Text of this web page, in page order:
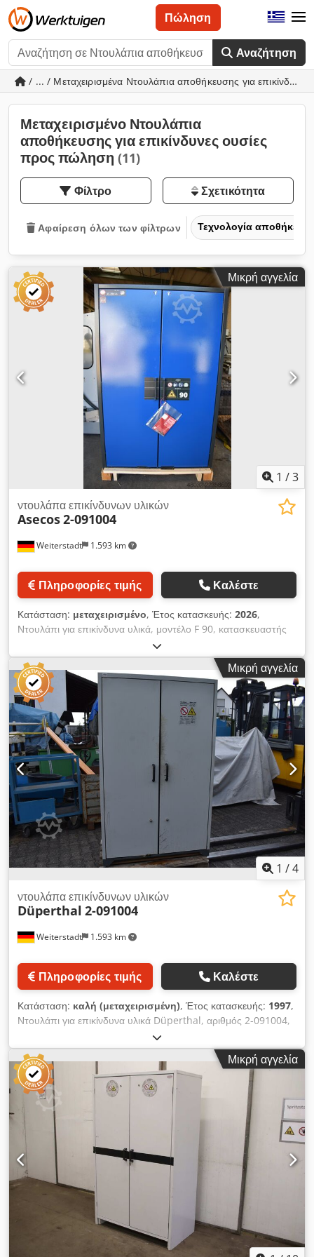
Αναζήτηση
Πώληση
/ ... / Μεταχειρισμένα Ντουλάπια αποθήκευσης για επικίνδυνες
Μεταχειρισμένο Ντουλάπια
αποθήκευσης για επικίνδυνες ουσίες
προς πώληση (11)
Φίλτρο Σχετικότητα
Αφαίρεση όλων των φίλτρων Τεχνολογία
Μικρή αγγελία
1 /3
Weiterstadt 1.593 km
ντουλάπα επικίνδυνων υλικών
Asecos2-091004
Πληροφορίες τιμής Καλέστε
Κατάσταση: μεταχειρισμένο, Έτος κατασκευής: 2026,
Ντουλάπι για επικίνδυνα υλικά, μοντέλο F 90, κατασκευαστής
Asecos, αριθμός 09-195-120. Ύψος 2000 mm, βάθος 600
mm, πλάτος 1200 mm, με ενσωματωμένα ράφια.
Dcsdpszmmwmofx Ai Esk
Μικρή αγγελία
1 /4
Weiterstadt 1.593 km
ντουλάπα επικίνδυνων υλικών
Düperthal 2-091004
Πληροφορίες τιμής Καλέστε
Κατάσταση: καλή (μεταχειρισμένη), Έτος κατασκευής: 1997,
Ντουλάπι για επικίνδυνα υλικά Düperthal, αριθμός 2-091004,
μοντέλο Classic pro, τύπος 90. Εξωτερικές διαστάσεις: ύψος
2045 mm, πλάτος 1194 mm, βάθος 612 mm. Περιλαμβάνει 4
ράφια. Dcjdozmmu Sepfx Ai Eek
Μικρή αγγελία